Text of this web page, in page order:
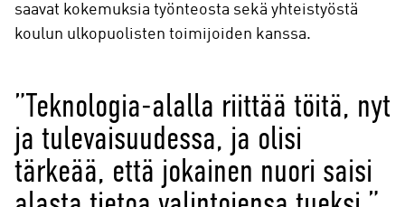
saavat kokemuksia työnteosta sekä yhteistyöstä
koulun ulkopuolisten toimijoiden kanssa.
”Teknologia-alalla riittää töitä, nyt
ja tulevaisuudessa, ja olisi
tärkeää, että jokainen nuori saisi